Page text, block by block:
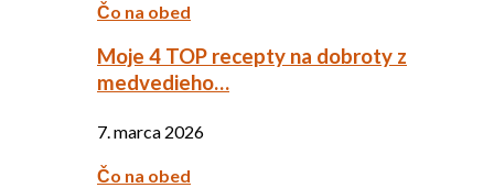
Čo na obed
Moje 4 TOP recepty na dobroty z
medvedieho…
7. marca 2026
Čo na obed